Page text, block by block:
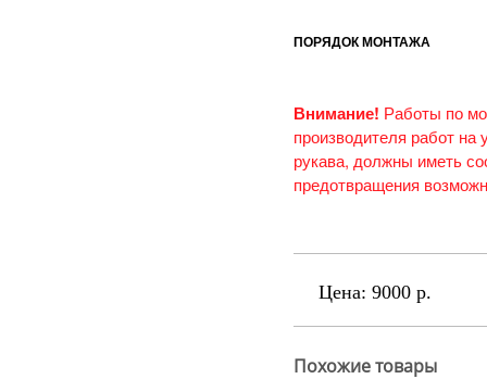
ПОРЯДОК МОНТАЖА
Внимание! Работы по
производителя работ
рукава, должны иметь
предотвращения
Цена: 9000 р.
Похожие товары